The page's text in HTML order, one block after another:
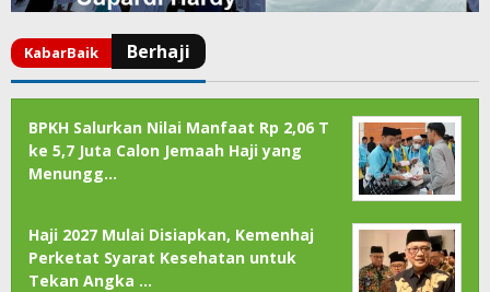
BPKH Salurkan Nilai Manfaat Rp 2,06 T
ke 5,7 Juta Calon Jemaah Haji yang
Menungg…
Haji 2027 Mulai Disiapkan, Kemenhaj
Perketat Syarat Kesehatan untuk
Tekan Angka …